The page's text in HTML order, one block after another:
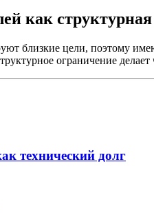
как структурная
близкие цели, поэтому
ограничение
технический долг